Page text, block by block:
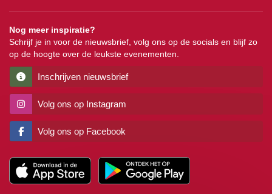
Nog meer inspiratie?
Schrijf je in voor de nieuwsbrief, volg ons op de socials en blijf zo
op de hoogte over de leukste evenementen.
Inschrijven nieuwsbrief
Volg ons op Instagram
Volg ons op Facebook